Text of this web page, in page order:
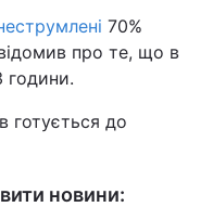
70%
про те, що в
години.
готується до
новини: